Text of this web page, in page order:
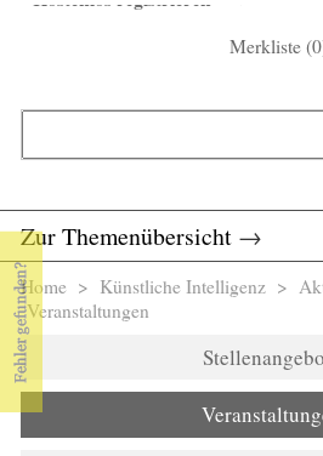
Merkliste (0
Zur Themenübersicht →
Sie sind hier
Home > Künstliche Intelligenz >
Veranstaltungen